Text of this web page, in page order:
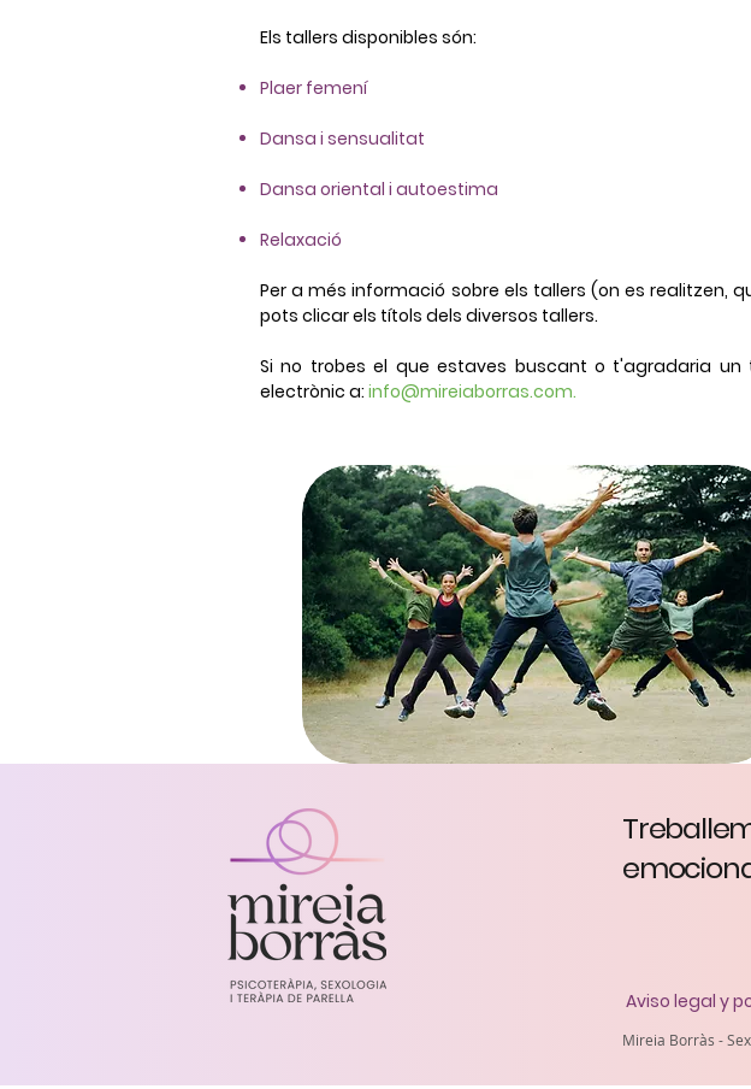
Els tallers disponibles són:
Plaer femení
Dansa i sensualitat
Dansa oriental i autoestima
Relaxació
Per a més informació sobre els tallers (on es realitzen,
pots clicar els títols dels diversos tallers.
Si no trobes el que estaves buscant o t'agradaria
electrònic a: info@mireiaborras.com.
Mireia Borràs - Sexologia, teràpia de parella i psicoteràpia -
Aviso legal y
Mireia Borràs -